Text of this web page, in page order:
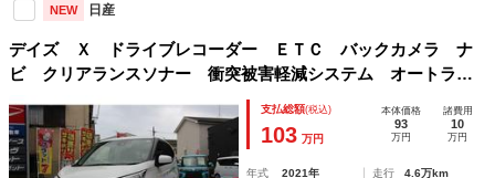
NEW 日産
デイズ Ｘ ドライブレコーダー ＥＴＣ バックカメラ ナ
ビ クリアランスソナー 衝突被害軽減システム オートライ
ト スマートキー アイドリングストップ 電動格納ミラー
ベンチシート ＣＶＴ 盗難防止システム
支払総額(税込)
103 万円
本体価格
93
万円
諸費用
10
万円
年式 2021年 走行
4.6万km